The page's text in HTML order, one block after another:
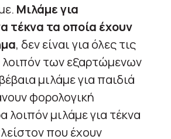
Μιλάμε για
τέκνα τα οποία έχουν
, δεν είναι για όλες τις
λοιπόν των εξαρτώμενων
μιλάμε για παιδιά
φορολογική
μιλάμε για τέκνα
που έχουν